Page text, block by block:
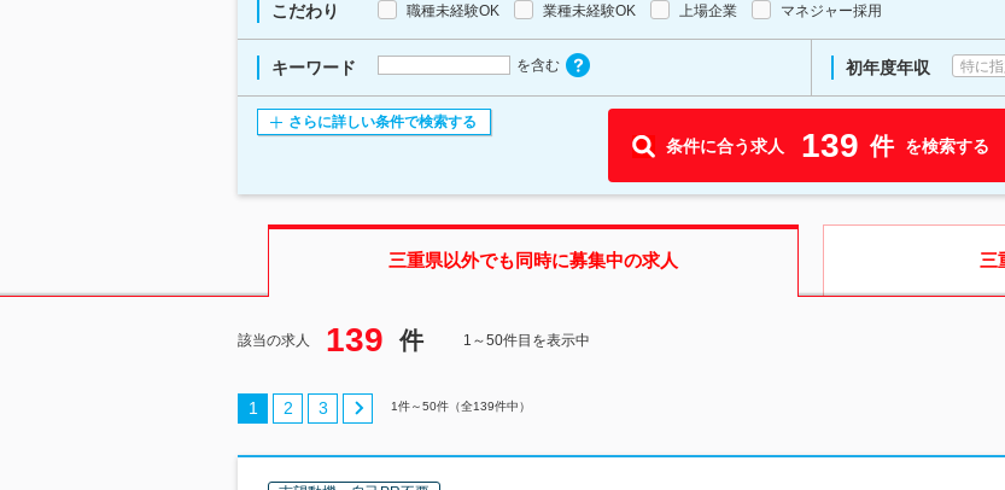
こだわり 職種未経験OK 業種未経験OK 上場企業 マネジャー採用
キーワード を含む 初年度年収 特に
さらに詳しい条件で検索する
条件に合う求人 139 件 を検索する
三重県以外でも同時に募集中の求人 三
該当の求人 139 件 1～50件目を表示中
1 2 3 1件～50件（全139件中）